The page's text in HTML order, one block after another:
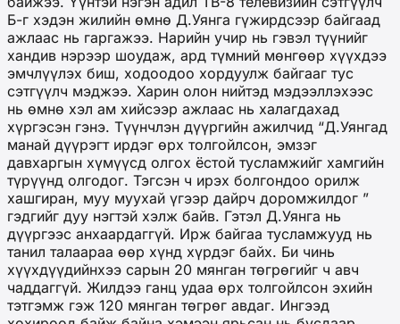
Б-г хэдэн жилийн өмнө Д.Уянга гүжирдсээр байгаад
ажлаас нь гаргажээ. Нарийн учир нь гэвэл түүнийг
хандив нэрээр шоудаж, ард түмний мөнгөөр хүүхдээ
эмчлүүлэх биш, ходоодоо хордуулж байгааг тус
сэтгүүлч мэджээ. Харин олон нийтэд мэдээллэхээс
нь өмнө хэл ам хийсээр ажлаас нь халагдахад
хүргэсэн гэнэ. Түүнчлэн дүүргийн ажилчид “Д.Уянгад
манай дүүрэгт ирдэг өрх толгойлсон, эмзэг
давхаргын хүмүүсд олгох ёстой тусламжийг хамгийн
түрүүнд олгодог. Тэгсэн ч ирэх болгондоо орилж
хашгиран, муу муухай үгээр дайрч доромжилдог ”
гэдгийг дуу нэгтэй хэлж байв. Гэтэл Д.Уянга нь
дүүргээс анхаардаггүй. Ирж байгаа тусламжууд нь
танил талаараа өөр хүнд хүрдэг байх. Би чинь
хүүхдүүдийнхээ сарын 20 мянган төгрөгийг ч авч
чаддаггүй. Жилдээ ганц удаа өрх толгойлсон эхийн
тэтгэмж гэж 120 мянган төгрөг авдаг. Ингээд